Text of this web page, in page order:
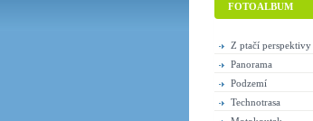
FOTOALBUM
Z ptačí perspektivy
Panorama
Podzemí
Technotrasa